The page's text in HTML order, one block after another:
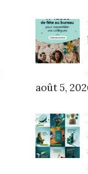
août 5,